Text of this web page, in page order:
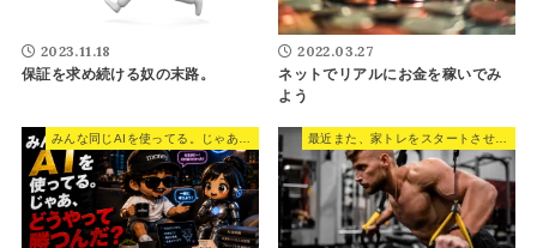
2023.11.18
保証を求め続ける奴の末路。
2022.03.27
ネットでリアルにお金を稼いでみ
よう